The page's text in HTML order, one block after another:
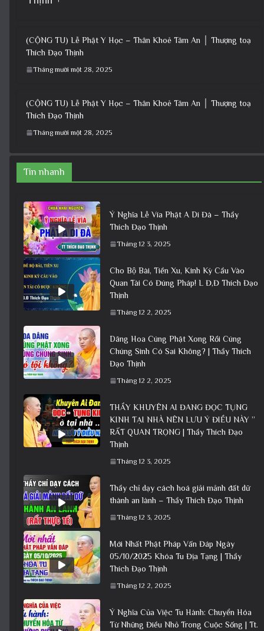
(CỘNG TU) Lễ Phật Y Học – Thân Khoẻ Tâm An │ Thượng toạ
Thích Đạo Thịnh
Tháng mười một 28, 2025
(CỘNG TU) Lễ Phật Y Học – Thân Khoẻ Tâm An │ Thượng toạ
Thích Đạo Thịnh
Tháng mười một 28, 2025
Tin nhanh
Ý Nghĩa Lễ Vía Phật A Di Đà – Thầy
Thích Đạo Thịnh
Tháng 12 3, 2025
Cho Bộ Bài, Tiền Xu, Kinh Kỳ Cầu Vào
Quan Tài Có Đúng Pháp! L Đ,Đ Thích Đạo
Thịnh
Tháng 12 2, 2025
Dâng Hoa Cúng Phật Xong Rồi Cúng
Chúng Sinh Có Sai Không? | Thầy Thích
Đạo Thịnh
Tháng 12 2, 2025
THẦY KHUYÊN AI ĐANG ĐỌC TỤNG
KINH TẠI NHÀ NÊN LƯU Ý ĐIỀU NÀY ”
RẤT QUAN TRỌNG | Thầy Thích Đạo
Thịnh
Tháng 12 3, 2025
Thầy chỉ dạy cách hoá giải mảnh đất dữ
thành an lành – Thầy Thích Đạo Thịnh
Tháng 12 3, 2025
Mới Nhất Phật Pháp Vấn Đáp Ngày
05/10/2025 Khóa Tu Địa Tạng | Thầy
Thích Đạo Thịnh
Tháng 12 2, 2025
Ý Nghĩa Của Việc Tu Hành: Chuyển Hóa
Từ Những Điều Nhỏ Trong Cuộc Sống | Tt.